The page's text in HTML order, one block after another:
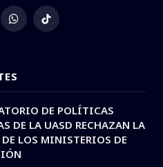
WhatsAppTikTok
DE POLÍTICAS
DE LA UASD RECHAZAN LA
LOS MINISTERIOS DE